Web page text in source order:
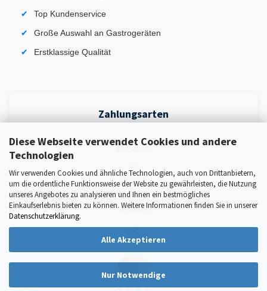
Diese Webseite verwendet Cookies und andere
Technologien
Wir verwenden Cookies und ähnliche Technologien, auch von Drittanbietern,
um die ordentliche Funktionsweise der Website zu gewährleisten, die Nutzung
unseres Angebotes zu analysieren und Ihnen ein bestmögliches
Einkaufserlebnis bieten zu können. Weitere Informationen finden Sie in unserer
Datenschutzerklärung.
Alle Akzeptieren
Nur Notwendige
Top Kundenservice
Große Auswahl an Gastrogeräten
Erstklassige Qualität
Zahlungsarten